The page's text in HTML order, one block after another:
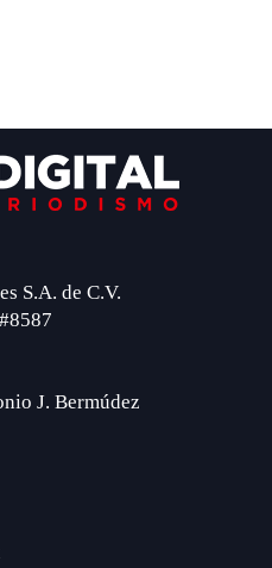
S.A. de C.V.
J. Bermúdez